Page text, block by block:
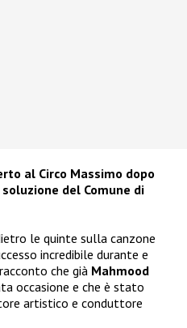
al Circo Massimo dopo
del Comune di
le quinte sulla canzone
incredibile durante e
che già Mahmood
occasione e che è stato
artistico e conduttore